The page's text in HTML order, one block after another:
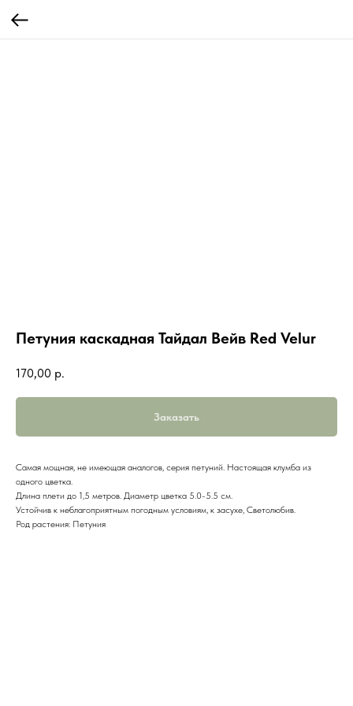
Петуния каскадная Тайдал Вейв Red Velur
170,00 р.
Заказать
Самая мощная, не имеющая аналогов, серия петуний. Настоящая клумба из
одного цветка.
Длина плети до 1,5 метров. Диаметр цветка 5.0-5.5 см.
Устойчив к неблагоприятным погодным условиям, к засухе, Светолюбив.
Род растения: Петуния